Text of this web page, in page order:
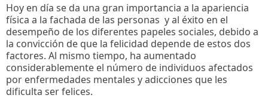
Hoy en día se da una gran importancia a la apariencia
física a la fachada de las personas y al éxito en el
desempeño de los diferentes papeles sociales, debido a
la convicción de que la felicidad depende de estos dos
factores. Al mismo tiempo, ha aumentado
considerablemente el número de individuos afectados
por enfermedades mentales y adicciones que les
dificulta ser felices.